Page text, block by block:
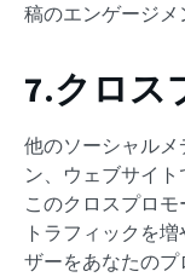
稿のエンゲージメ
7.クロス
他のソーシャル
ン、ウェブサイ
このクロスプロ
トラフィックを
ザーをあなたの